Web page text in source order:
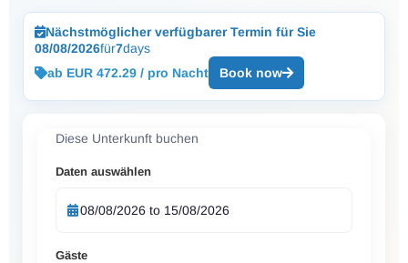
Nächstmöglicher verfügbarer Termin für Sie
08/08/2026für7days
ab EUR 472.29 / pro Nacht
Book now
Diese Unterkunft buchen
Daten auswählen
Gäste